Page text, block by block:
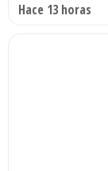
Hace 13 horas